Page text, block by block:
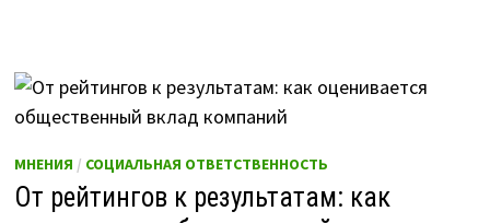
МНЕНИЯ / СОЦИАЛЬНАЯ ОТВЕТСТВЕННОСТЬ
От рейтингов к результатам: как